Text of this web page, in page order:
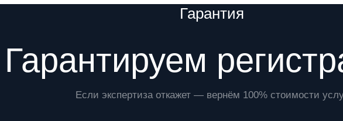
Гарантия
Гарантируем
Если экспертиза откажет — вернём 100% стоимости